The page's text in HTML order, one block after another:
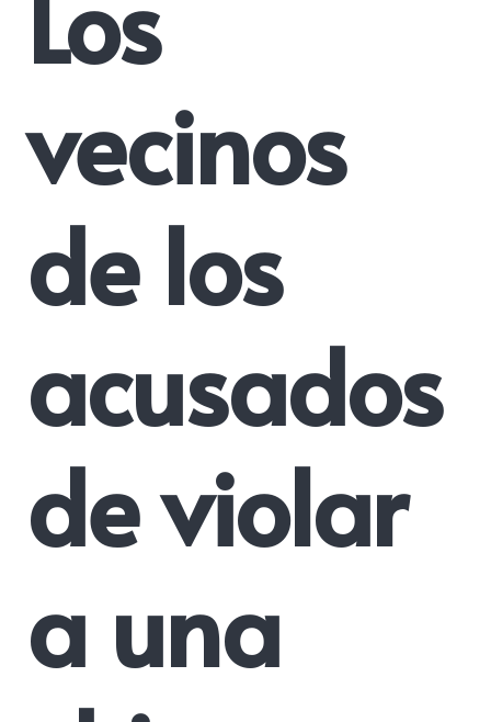
vecinos
de los
acusados
de violar
a una